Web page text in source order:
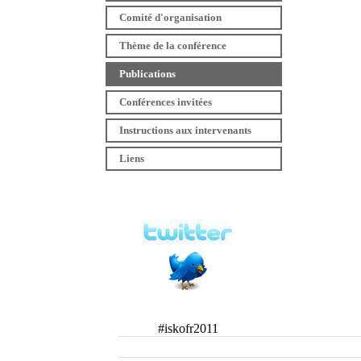
Comité d'organisation
Thème de la conférence
Publications
Conférences invitées
Instructions aux intervenants
Liens
#iskofr2011